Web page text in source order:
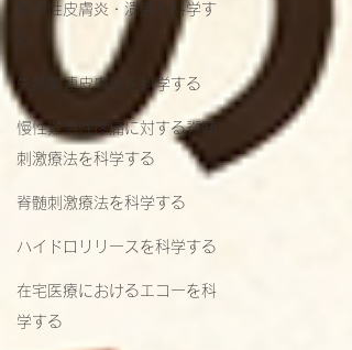
鬱滞性皮膚炎・潰瘍を科学す
失禁関連皮膚炎を科学する
慢性難治性疼痛に対する脊髄
刺激療法を科学する
脊髄刺激療法を科学する
ハイドロリリースを科学する
在宅医療におけるエコーを科
学する